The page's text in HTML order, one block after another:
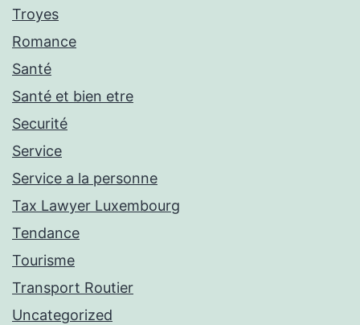
Troyes
Romance
Santé
Santé et bien etre
Securité
Service
Service a la personne
Tax Lawyer Luxembourg
Tendance
Tourisme
Transport Routier
Uncategorized